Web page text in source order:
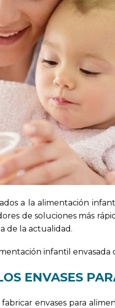
a la alimentación
de soluciones más
de la actualidad.
infantil envasada
ENVASES
envases para